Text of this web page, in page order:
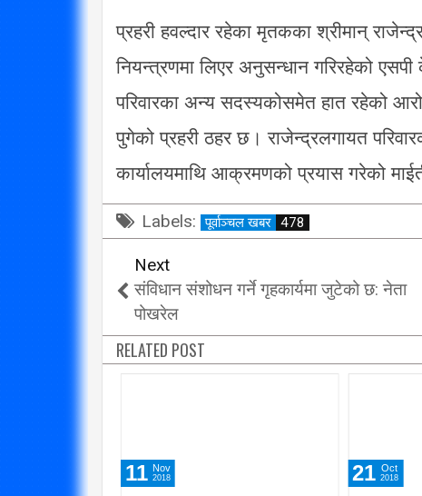
प्रहरी हवल्दार रहेका मृतकका श्रीमान्
नियन्त्रणमा लिएर अनुसन्धान गरिरहेको
परिवारका अन्य सदस्यकोसमेत हात रहेको
पुगेको प्रहरी ठहर छ। राजेन्द्रलगायत
कार्यालयमाथि आक्रमणको प्रयास गरेको
Labels: पूर्वाञ्चल खबर 478
Next
संविधान संशोधन गर्ने गृहकार्यमा जुटेको छ: नेता
पोखरेल
RELATED POST
11 Nov
2018 21 Oct
2018
विकल्प छैन् : मुख्यमन्त्री राई
गर्छ
2/